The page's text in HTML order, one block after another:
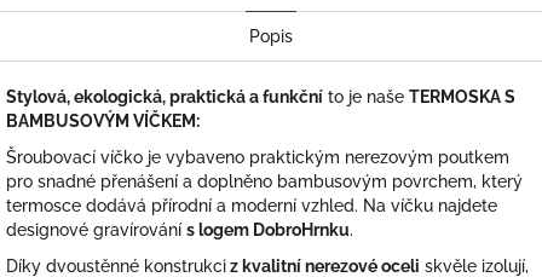
Popis
Stylová, ekologická, praktická a funkční to je naše TERMOSKA S
BAMBUSOVÝM VÍČKEM:
Šroubovací víčko je vybaveno praktickým nerezovým poutkem
pro snadné přenášení a doplněno bambusovým povrchem, který
termosce dodává přírodní a moderní vzhled. Na víčku najdete
designové gravírování s logem DobroHrnku.
Díky dvoustěnné konstrukciz kvalitní nerezové oceli skvěle izolují,